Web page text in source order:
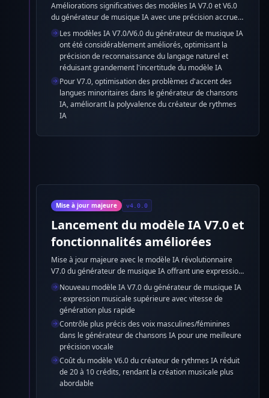
Améliorations significatives des modèles IA V7.0 et V6.0
du générateur de musique IA avec une précision accrue
de reconnaissance du langage naturel et une réduction
de l'incertitude du modèle, plus l'optimisation des accents
pour les langues minoritaires dans le générateur de
chansons IA.
Les modèles IA V7.0/V6.0 du générateur de musique IA
ont été considérablement améliorés, optimisant la
précision de reconnaissance du langage naturel et
réduisant grandement l'incertitude du modèle IA
Pour V7.0, optimisation des problèmes d'accent des
langues minoritaires dans le générateur de chansons
IA, améliorant la polyvalence du créateur de rythmes
IA
Mise à jour majeure v4.0.0
Lancement du modèle IA V7.0 et
fonctionnalités améliorées
Mise à jour majeure avec le modèle IA révolutionnaire
V7.0 du générateur de musique IA offrant une expression
musicale supérieure et une génération plus rapide, plus
un contrôle vocal amélioré et une optimisation des coûts
dans le générateur de chansons IA.
Nouveau modèle IA V7.0 du générateur de musique IA
: expression musicale supérieure avec vitesse de
génération plus rapide
Contrôle plus précis des voix masculines/féminines
dans le générateur de chansons IA pour une meilleure
précision vocale
Coût du modèle V6.0 du créateur de rythmes IA réduit
de 20 à 10 crédits, rendant la création musicale plus
abordable